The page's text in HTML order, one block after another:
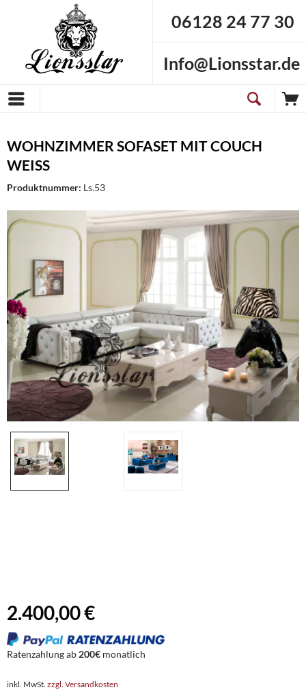
06128 24 77 30
Info@Lionsstar.de
WOHNZIMMER SOFASET MIT COUCH
WEISS
Produktnummer: Ls.53
2.400,00 €
Ratenzahlung ab 200€ monatlich
inkl. MwSt. zzgl. Versandkosten